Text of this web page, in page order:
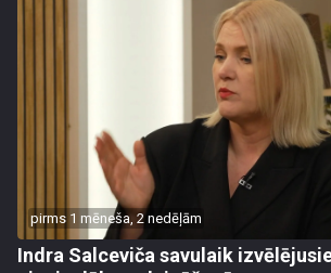
pirms 1 mēneša, 2 nedēļām
Indra Salceviča savulaik